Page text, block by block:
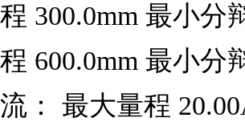
最小分
最小分
最大量程